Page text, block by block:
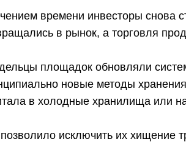
времени инвесторы снова
в рынок, а торговля
площадок обновляли
новые методы
в холодные хранилища или
исключить их хищение